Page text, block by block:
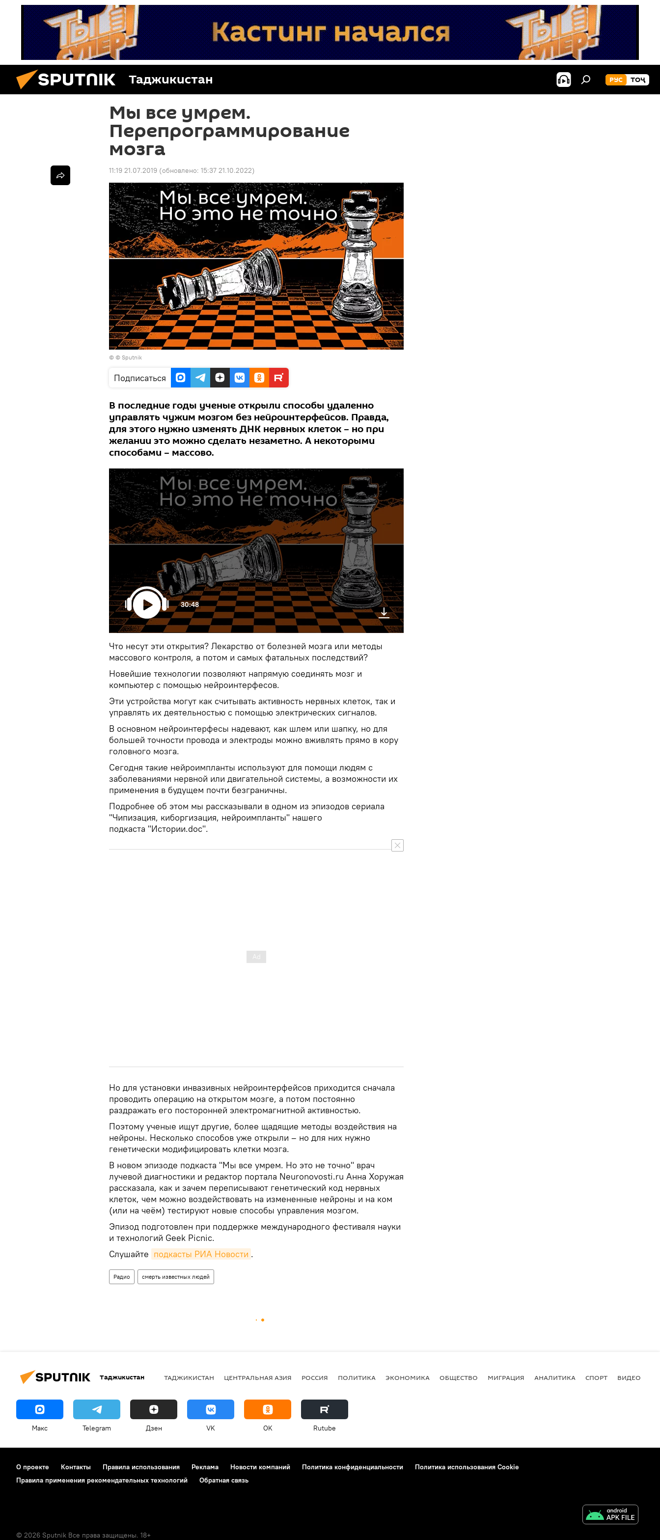
Таджикистан РУС ТОҶ
Мы все умрем.
Перепрограммирование
мозга
11:19 21.07.2019 (обновлено: 15:37 21.10.2022)
© © Sputnik
Подписаться
В последние годы ученые открыли способы удаленно
управлять чужим мозгом без нейроинтерфейсов. Правда,
для этого нужно изменять ДНК нервных клеток – но при
желании это можно сделать незаметно. А некоторыми
способами – массово.
30:48
Что несут эти открытия? Лекарство от болезней мозга или методы
массового контроля, а потом и самых фатальных последствий?
Новейшие технологии позволяют напрямую соединять мозг и
компьютер с помощью нейроинтерфесов.
Эти устройства могут как считывать активность нервных клеток, так и
управлять их деятельностью с помощью электрических сигналов.
В основном нейроинтерфесы надевают, как шлем или шапку, но для
большей точности провода и электроды можно вживлять прямо в кору
головного мозга.
Сегодня такие нейроимпланты используют для помощи людям с
заболеваниями нервной или двигательной системы, а возможности их
применения в будущем почти безграничны.
Подробнее об этом мы рассказывали в одном из эпизодов сериала
"Чипизация, киборгизация, нейроимпланты" нашего
подкаста "Истории.doc".
Но для установки инвазивных нейроинтерфейсов приходится сначала
проводить операцию на открытом мозге, а потом постоянно
раздражать его посторонней электромагнитной активностью.
Поэтому ученые ищут другие, более щадящие методы воздействия на
нейроны. Несколько способов уже открыли – но для них нужно
генетически модифицировать клетки мозга.
В новом эпизоде подкаста "Мы все умрем. Но это не точно" врач
лучевой диагностики и редактор портала Neuronovosti.ru Анна Хоружая
рассказала, как и зачем переписывают генетический код нервных
клеток, чем можно воздействовать на измененные нейроны и на ком
(или на чеём) тестируют новые способы управления мозгом.
Эпизод подготовлен при поддержке международного фестиваля науки
и технологий Geek Picnic.
Слушайте подкасты РИА Новости .
Радио смерть известных людей
Таджикистан ТАДЖИКИСТАН ЦЕНТРАЛЬНАЯ АЗИЯ РОССИЯ ПОЛИТИКА ЭКОНОМИКА ОБЩЕСТВО МИГРАЦИЯ АНАЛИТИКА СПОРТ ВИДЕО
Макс Telegram Дзен VK OK Rutube
О проекте Контакты Правила использования Реклама Новости компаний Политика конфиденциальности
Политика использования Cookie
Правила применения рекомендательных технологий
Обратная связь
© 2026 Sputnik Все права защищены. 18+